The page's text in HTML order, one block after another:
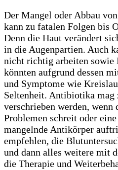
Der Mangel oder Abbau
kann zu fatalen Folgen bis
Denn die Haut verändert
in die Augenpartien. Auch
nicht richtig arbeiten sowie
könnten aufgrund dessen
und Symptome wie
Seltenheit. Antibiotika mag
verschrieben werden, wenn
Problemen schreit oder
mangelnde Antikörper
empfehlen, die
und dann alles weitere mit
die Therapie und